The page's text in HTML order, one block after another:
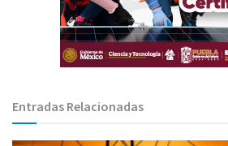
Entradas Relacionadas